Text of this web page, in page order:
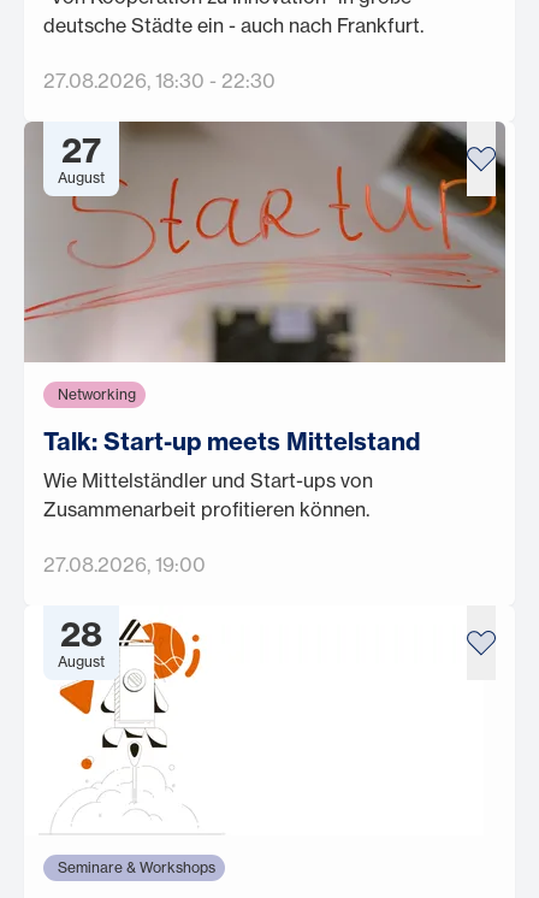
deutsche Städte ein - auch nach Frankfurt.
27.08.2026, 18:30 - 22:30
27
August
Networking
Talk: Start-up meets Mittelstand
Wie Mittelständler und Start-ups von
Zusammenarbeit profitieren können.
27.08.2026, 19:00
28
August
Seminare & Workshops